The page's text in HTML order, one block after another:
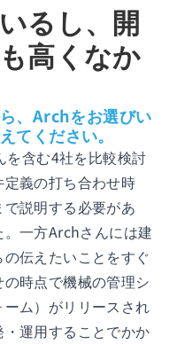
るし、開
高くなか
、Archをお選びい
てください。
含む4社を比較検討
義の打ち合わせ時
説明する必要があ
一方Archさんには建
伝えたいことをすぐ
時点で機械の管理シ
ム）がリリースされ
運用することでかか